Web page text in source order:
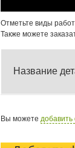
Отметьте виды
Также можете
Название
Вы можете добавить